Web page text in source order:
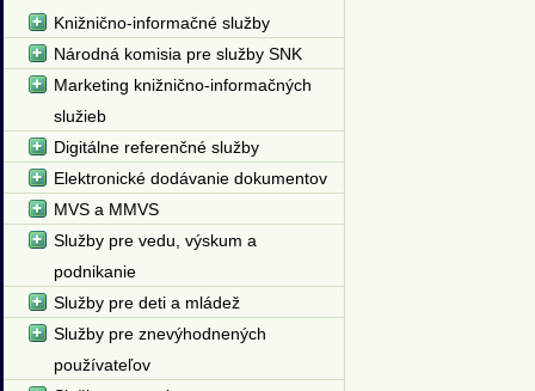
Knižnično-informačné služby
Národná komisia pre služby SNK
Marketing knižnično-informačných
služieb
Digitálne referenčné služby
Elektronické dodávanie dokumentov
MVS a MMVS
Služby pre vedu, výskum a
podnikanie
Služby pre deti a mládež
Služby pre znevýhodnených
používateľov